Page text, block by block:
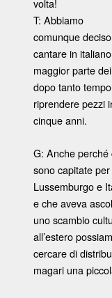
volta!
T: Abbiamo
comunque
cantare in
maggior parte
dopo tanto
riprendere pezzi
cinque anni.
G: Anche
sono capitate
Lussemburgo e
e che aveva
uno scambio
all’estero
cercare di
magari una